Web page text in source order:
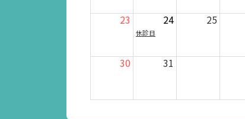
23 24
休診日
25
30 31